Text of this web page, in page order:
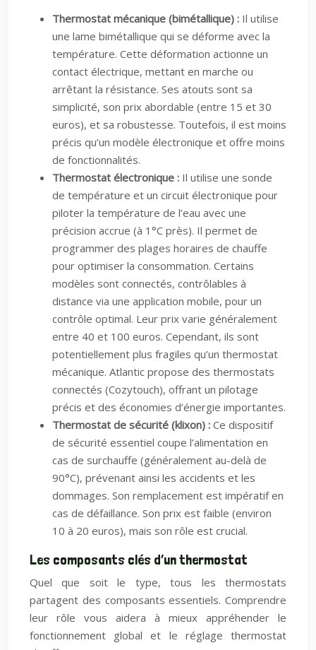
Thermostat mécanique (bimétallique) : Il utilise
une lame bimétallique qui se déforme avec la
température. Cette déformation actionne un
contact électrique, mettant en marche ou
arrêtant la résistance. Ses atouts sont sa
simplicité, son prix abordable (entre 15 et 30
euros), et sa robustesse. Toutefois, il est moins
précis qu’un modèle électronique et offre moins
de fonctionnalités.
Thermostat électronique : Il utilise une sonde
de température et un circuit électronique pour
piloter la température de l’eau avec une
précision accrue (à 1°C près). Il permet de
programmer des plages horaires de chauffe
pour optimiser la consommation. Certains
modèles sont connectés, contrôlables à
distance via une application mobile, pour un
contrôle optimal. Leur prix varie généralement
entre 40 et 100 euros. Cependant, ils sont
potentiellement plus fragiles qu’un thermostat
mécanique. Atlantic propose des thermostats
connectés (Cozytouch), offrant un pilotage
précis et des économies d’énergie importantes.
Thermostat de sécurité (klixon) : Ce dispositif
de sécurité essentiel coupe l’alimentation en
cas de surchauffe (généralement au-delà de
90°C), prévenant ainsi les accidents et les
dommages. Son remplacement est impératif en
cas de défaillance. Son prix est faible (environ
10 à 20 euros), mais son rôle est crucial.
Les composants clés d’un thermostat
Quel que soit le type, tous les thermostats
partagent des composants essentiels. Comprendre
leur rôle vous aidera à mieux appréhender le
fonctionnement global et le réglage thermostat